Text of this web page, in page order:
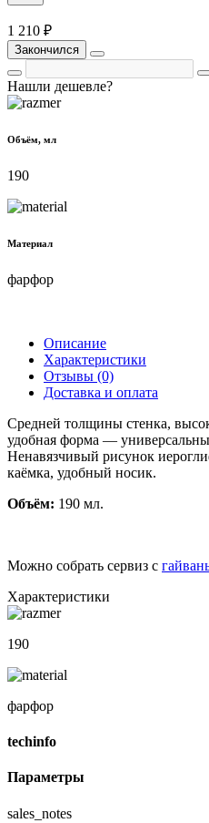
1 210 ₽
Закончился
Нашли дешевле?
Объём, мл
190
Материал
фарфор
Описание
Характеристики
Отзывы (0)
Доставка и оплата
Средней толщины стенка,
удобная форма —
Ненавязчивый рисунок
каёмка, удобный носик.
Объём: 190 мл.
Можно собрать сервиз с
Характеристики
190
фарфор
techinfo
Параметры
sales_notes